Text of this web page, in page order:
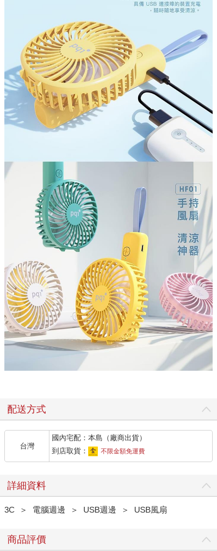
配送方式
台灣
國內宅配：本島（廠商出貨）
到店取貨：
不限金額免運費
詳細資料
3C ＞ 電腦週邊 ＞ USB週邊 ＞ USB風扇
商品評價